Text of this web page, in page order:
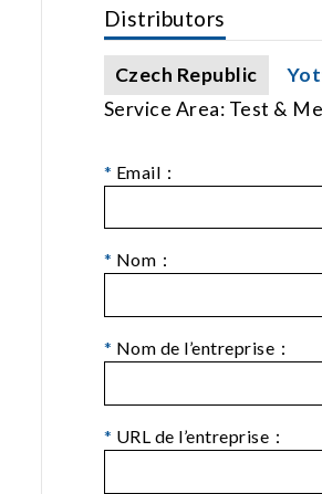
Distributors
Czech Republic
Service Area: Test &
* Email：
* Nom：
* Nom de l’entreprise：
* URL de l’entreprise：